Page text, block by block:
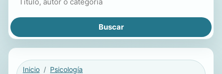
Inicio
Psicología